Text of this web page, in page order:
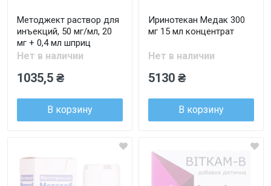
Методжект раствор для
инъекций, 50 мг/мл, 20
мг + 0,4 мл шприц
Нет в наличии
1035,5 ₴
В корзину
Иринотекан Медак 300
мг 15 мл концентрат
Нет в наличии
5130 ₴
В корзину